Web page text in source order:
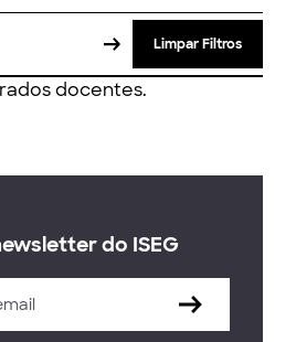
Limpar Filtros
docentes.
do ISEG